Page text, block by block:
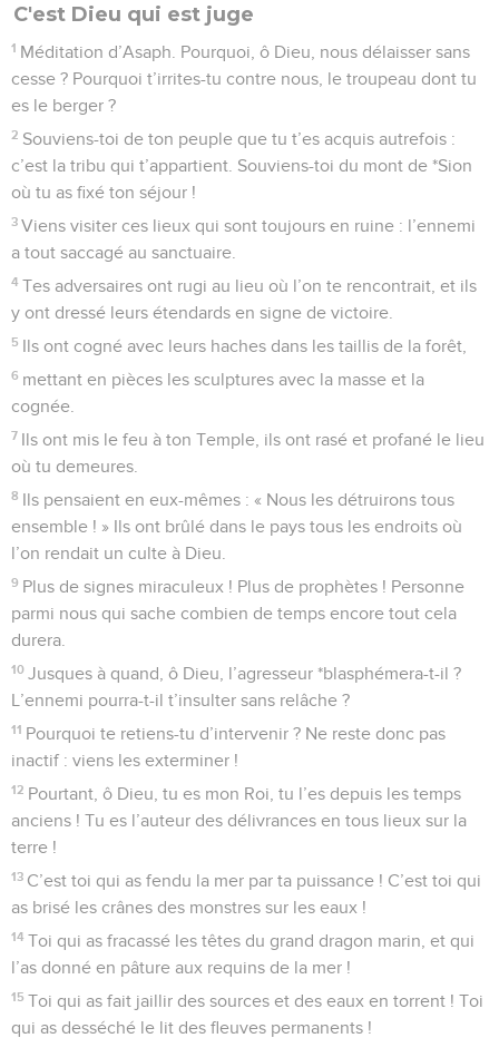
C'est Dieu qui est juge
1 Méditation d’Asaph. Pourquoi, ô Dieu, nous délaisser sans
cesse ? Pourquoi t’irrites-tu contre nous, le troupeau dont tu
es le berger ?
2 Souviens-toi de ton peuple que tu t’es acquis autrefois :
c’est la tribu qui t’appartient. Souviens-toi du mont de *Sion
où tu as fixé ton séjour !
3 Viens visiter ces lieux qui sont toujours en ruine : l’ennemi
a tout saccagé au sanctuaire.
4 Tes adversaires ont rugi au lieu où l’on te rencontrait, et ils
y ont dressé leurs étendards en signe de victoire.
5 Ils ont cogné avec leurs haches dans les taillis de la forêt,
6 mettant en pièces les sculptures avec la masse et la
cognée.
7 Ils ont mis le feu à ton Temple, ils ont rasé et profané le lieu
où tu demeures.
8 Ils pensaient en eux-mêmes : « Nous les détruirons tous
ensemble ! » Ils ont brûlé dans le pays tous les endroits où
l’on rendait un culte à Dieu.
9 Plus de signes miraculeux ! Plus de prophètes ! Personne
parmi nous qui sache combien de temps encore tout cela
durera.
10 Jusques à quand, ô Dieu, l’agresseur *blasphémera-t-il ?
L’ennemi pourra-t-il t’insulter sans relâche ?
11 Pourquoi te retiens-tu d’intervenir ? Ne reste donc pas
inactif : viens les exterminer !
12 Pourtant, ô Dieu, tu es mon Roi, tu l’es depuis les temps
anciens ! Tu es l’auteur des délivrances en tous lieux sur la
terre !
13 C’est toi qui as fendu la mer par ta puissance ! C’est toi qui
as brisé les crânes des monstres sur les eaux !
14 Toi qui as fracassé les têtes du grand dragon marin, et qui
l’as donné en pâture aux requins de la mer !
15 Toi qui as fait jaillir des sources et des eaux en torrent ! Toi
qui as desséché le lit des fleuves permanents !